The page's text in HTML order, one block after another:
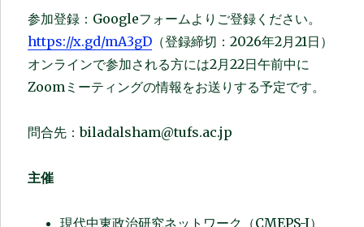
参加登録：Googleフォームよりご登録ください。
https://x.gd/mA3gD （登録締切：2026年2月21日）
オンラインで参加される方には2月22日午前中に
Zoomミーティングの情報をお送りする予定です。
問合先：biladalsham@tufs.ac.jp
主催
現代中東政治研究ネットワーク（CMEPS-J）